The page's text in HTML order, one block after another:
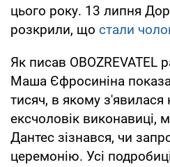
цього року. 13 липня
розкрили, що стали
Як писав OBOZREVATEL
Маша Єфросиніна
тисяч, в якому з'явилася
ексчоловік виконавиці,
Дантес зізнався, чи
церемонію. Усі